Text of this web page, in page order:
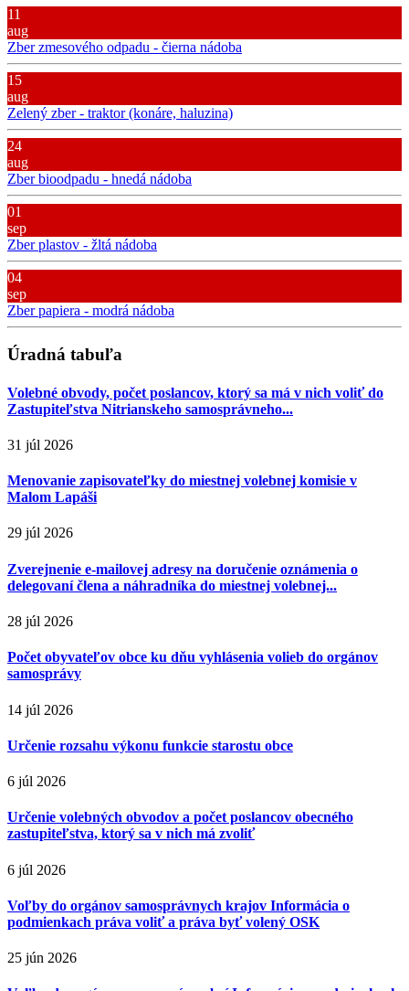
11
aug
Zber zmesového odpadu - čierna nádoba
15
aug
Zelený zber - traktor (konáre, haluzina)
24
aug
Zber bioodpadu - hnedá nádoba
01
sep
Zber plastov - žltá nádoba
04
sep
Zber papiera - modrá nádoba
Úradná tabuľa
Volebné obvody, počet poslancov, ktorý sa má v nich voliť do
Zastupiteľstva Nitrianskeho samosprávneho...
31 júl 2026
Menovanie zapisovateľky do miestnej volebnej komisie v
Malom Lapáši
29 júl 2026
Zverejnenie e-mailovej adresy na doručenie oznámenia o
delegovaní člena a náhradníka do miestnej volebnej...
28 júl 2026
Počet obyvateľov obce ku dňu vyhlásenia volieb do orgánov
samosprávy
14 júl 2026
Určenie rozsahu výkonu funkcie starostu obce
6 júl 2026
Určenie volebných obvodov a počet poslancov obecného
zastupiteľstva, ktorý sa v nich má zvoliť
6 júl 2026
Voľby do orgánov samosprávnych krajov Informácia o
podmienkach práva voliť a práva byť volený OSK
25 jún 2026